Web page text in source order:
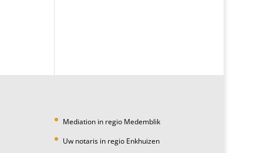
Mediation in regio Medemblik
Uw notaris in regio Enkhuizen